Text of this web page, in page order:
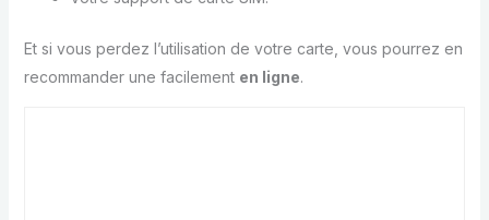
Et si vous perdez l’utilisation de votre carte, vous pourrez en
recommander une facilement en ligne.